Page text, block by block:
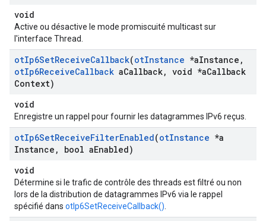
void
Active ou désactive le mode promiscuité multicast sur
l'interface Thread.
otIp6SetReceiveCallback(otInstance *aInstance ,
otIp6ReceiveCallback aCallback, void *aCallback
Context)
void
Enregistre un rappel pour fournir les datagrammes IPv6 reçus.
otIp6SetReceiveFilterEnabled(otInstance *a
Instance , bool aEnabled)
void
Détermine si le trafic de contrôle des threads est filtré ou non
lors de la distribution de datagrammes IPv6 via le rappel
spécifié dans otIp6SetReceiveCallback()